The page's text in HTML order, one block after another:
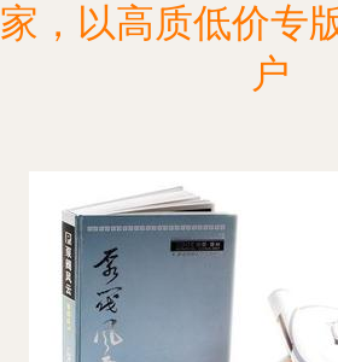
家，以高质低价专
户